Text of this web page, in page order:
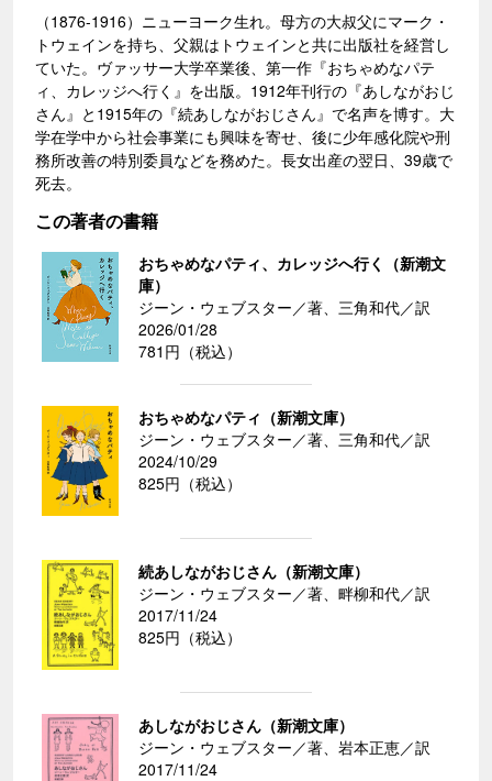
（1876-1916）ニューヨーク生れ。母方の大叔父にマーク・
トウェインを持ち、父親はトウェインと共に出版社を経営し
ていた。ヴァッサー大学卒業後、第一作『おちゃめなパテ
ィ、カレッジへ行く』を出版。1912年刊行の『あしながおじ
さん』と1915年の『続あしながおじさん』で名声を博す。大
学在学中から社会事業にも興味を寄せ、後に少年感化院や刑
務所改善の特別委員などを務めた。長女出産の翌日、39歳で
死去。
この著者の書籍
おちゃめなパティ、カレッジへ行く（新潮文
庫）
ジーン・ウェブスター／著、三角和代／訳
2026/01/28
781円（税込）
おちゃめなパティ（新潮文庫）
ジーン・ウェブスター／著、三角和代／訳
2024/10/29
825円（税込）
続あしながおじさん（新潮文庫）
ジーン・ウェブスター／著、畔柳和代／訳
2017/11/24
825円（税込）
あしながおじさん（新潮文庫）
ジーン・ウェブスター／著、岩本正恵／訳
2017/11/24